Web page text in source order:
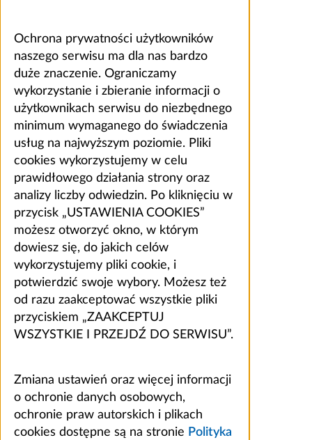
Ochrona prywatności użytkowników
naszego serwisu ma dla nas bardzo
duże znaczenie. Ograniczamy
wykorzystanie i zbieranie informacji o
użytkownikach serwisu do niezbędnego
minimum wymaganego do świadczenia
usług na najwyższym poziomie. Pliki
cookies wykorzystujemy w celu
prawidłowego działania strony oraz
analizy liczby odwiedzin. Po kliknięciu w
przycisk „USTAWIENIA COOKIES”
możesz otworzyć okno, w którym
dowiesz się, do jakich celów
wykorzystujemy pliki cookie, i
potwierdzić swoje wybory. Możesz też
od razu zaakceptować wszystkie pliki
przyciskiem „ZAAKCEPTUJ
WSZYSTKIE I PRZEJDŹ DO SERWISU”.
Zmiana ustawień oraz więcej informacji
o ochronie danych osobowych,
ochronie praw autorskich i plikach
cookies dostępne są na stronie Polityka